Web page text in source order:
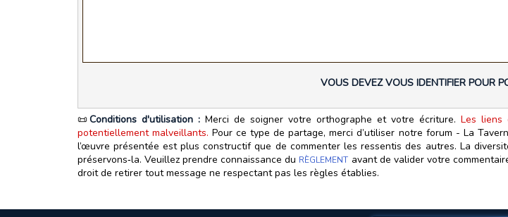
VOUS DEVEZ VOUS IDENTIFIER POUR
📜Conditions d'utilisation :Merci de soigner votre orthographe et votre écriture.Les liens
potentiellement malveillants. Pour ce type de partage, merci d’utiliser notre forum - La
l’œuvre présentée est plus constructif que de commenter les ressentis des autres. La
préservons‑la. Veuillez prendre connaissance du RÈGLEMENT avant de valider votre
droit de retirer tout message ne respectant pas les règles établies.